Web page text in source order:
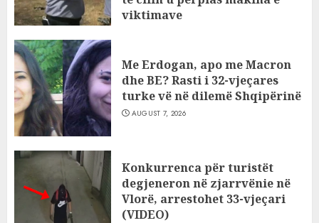
viktimave
Me Erdogan, apo me Macron
dhe BE? Rasti i 32-vjeçares
turke vë në dilemë Shqipërinë
AUGUST 7, 2026
Konkurrenca për turistët
degjeneron në zjarrvënie në
Vlorë, arrestohet 33-vjeçari
(VIDEO)